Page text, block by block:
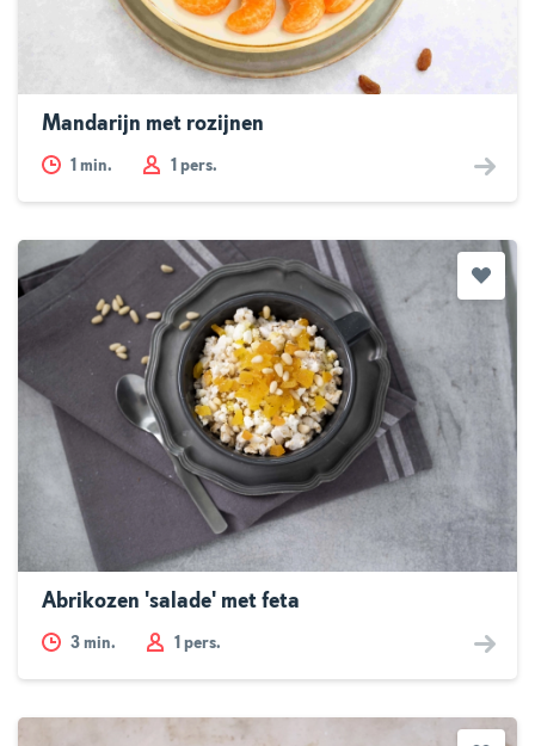
Mandarijn met rozijnen
1 min. 1 pers.
Abrikozen 'salade' met feta
3 min. 1 pers.